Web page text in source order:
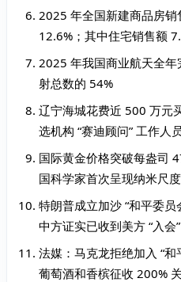
2025 年全国新建商品房
12.6%；其中住宅销售额
2025 年我国商业航天全
射总数的 54%
辽宁海城花费近 500 万元
选机构 “赛迪顾问” 工作人
国际黄金价格突破每盎司
国科学家首次呈现纳米尺
特朗普成立加沙 “和平委员
中方证实已收到美方 “入会
法媒：马克龙拒绝加入 “
葡萄酒和香槟征收 200%